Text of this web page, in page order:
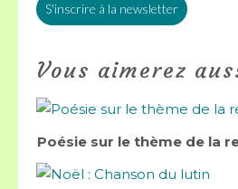
S'inscrire à la newsletter
Vous aimerez
Poésie sur le thème de la